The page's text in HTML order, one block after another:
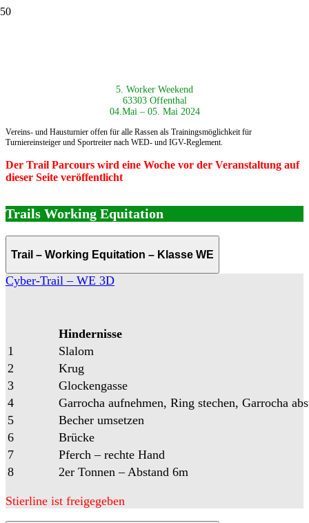
5. Worker Weekend
63303 Offenthal
04.Mai – 05. Mai 2024
Vereins- und Hausturnier offen für alle Rassen als Trainingsmöglichkeit für
Turniereinsteiger und Sportreiter nach WED- und IGV-Reglement.
Der Trail Parcours wird eine Woche vor der Veranstaltung auf
dieser Seite veröffentlicht
Trails Working Equitation
Trail – Working Equitation – Klasse WE
Cyber-Trail – WE 3D
Hindernisse
1
Slalom
2
Krug
3
Glockengasse
4
Garrocha aufnehmen, Ring stechen, Garrocha
5
Becher umsetzen
6
Brücke
7
Pferch – rechte Hand
8
2er Tonnen – Abstand 6m
Stierline ist freigegeben